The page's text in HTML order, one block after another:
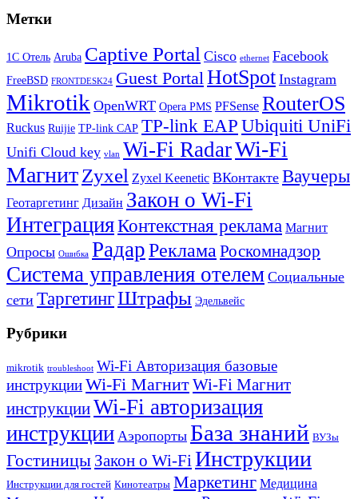
Метки
1С Отель Aruba Captive Portal Cisco ethernet Facebook
FreeBSD FRONTDESK24 Guest PortalHotSpot Instagram
Mikrotik OpenWRT Opera PMS PFSense RouterOS
Ruckus Ruijie TP-link CAP TP-link EAP Ubiquiti UniFi
Unifi Cloud key vlan Wi-Fi RadarWi-Fi
МагнитZyxel Zyxel Keenetic ВКонтакте Ваучеры
Геотаргетинг Дизайн Закон о Wi-Fi
ИнтеграцияКонтекстная реклама Магнит
Опросы Ошибка РадарРеклама Роскомнадзор
Система управления отелем Социальные
сети ТаргетингШтрафы Эдельвейс
Рубрики
mikrotik troubleshoot Wi-Fi Авторизация базовые
инструкцииWi-Fi МагнитWi-Fi Магнит
инструкцииWi-Fi авторизация
инструкции Аэропорты База знаний ВУЗы
Гостиницы Закон о Wi-Fi Инструкции
Инструкции для гостей Кинотеатры Маркетинг Медицина